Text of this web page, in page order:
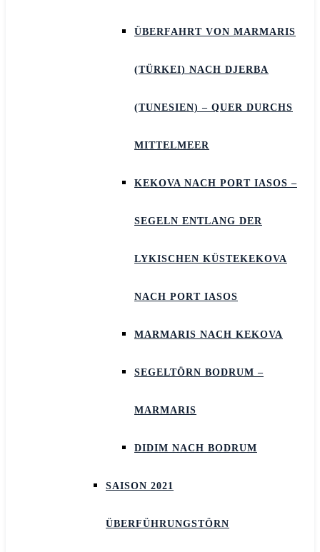
ÜBERFAHRT VON MARMARIS
(TÜRKEI) NACH DJERBA
(TUNESIEN) – QUER DURCHS
MITTELMEER
KEKOVA NACH PORT IASOS –
SEGELN ENTLANG DER
LYKISCHEN KÜSTEKEKOVA
NACH PORT IASOS
MARMARIS NACH KEKOVA
SEGELTÖRN BODRUM –
MARMARIS
DIDIM NACH BODRUM
SAISON 2021
ÜBERFÜHRUNGSTÖRN